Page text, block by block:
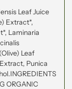
Leaf Juice
Extract*,
Laminaria
Leaf
Punica
ORGANIC